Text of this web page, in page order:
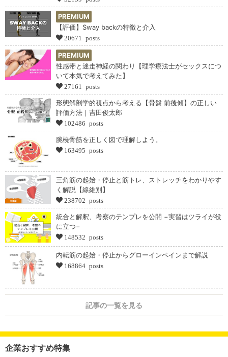
PREMIUM
【評価】Sway backの特徴と介入
20671 posts
PREMIUM
性感帯と迷走神経の関わり【理学療法士がセックスにつ
いて本気で考えてみた】
27161 posts
形態解剖学的視点から考える【骨盤 前後傾】の正しい
評価方法｜吉田俊太郎
102486 posts
腕橈骨筋を正しく図で理解しよう。
163495 posts
三角筋の起始・停止と筋トレ、ストレッチをわかりやす
く解説【線維別】
238702 posts
統合と解釈、考察のテンプレを公開 −実習はツライが役
に立つ−
148532 posts
内転筋の起始・停止からグローインペインまで解説
168864 posts
記事の一覧を見る
企業おすすめ特集